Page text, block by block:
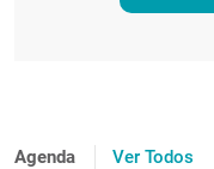
Agenda Ver Todos